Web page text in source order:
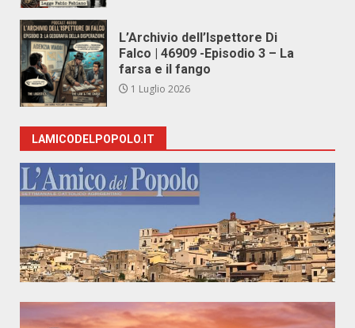
L’Archivio dell’Ispettore Di
Falco | 46909 -Episodio 3 – La
farsa e il fango
1 Luglio 2026
LAMICODELPOPOLO.IT